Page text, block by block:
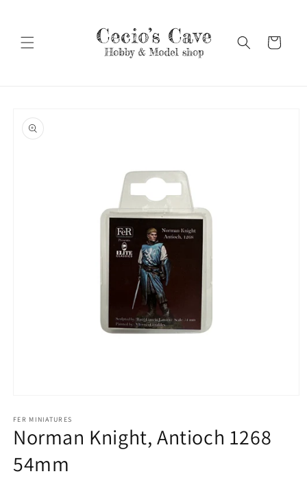
Carrello
informazioni
sul prodotto
multimediali
1
in
modale
FER MINIATURES
Norman Knight, Antioch 1268
54mm